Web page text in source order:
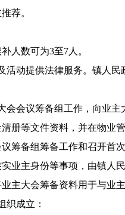
荐。
数可为3至7人。
提供法律服务。镇人民
议筹备组工作，向业主
册等文件资料，并在物业
备组筹备工作和召开首次
主身份等事项，由镇人
大会筹备资料用于与业主
成立：